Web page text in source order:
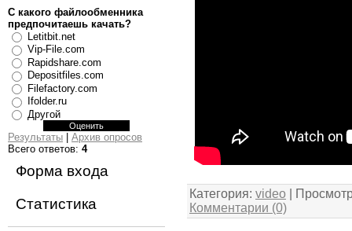
С какого файлообменника
предпочитаешь качать?
Letitbit.net
Vip-File.com
Rapidshare.com
Depositfiles.com
Filefactory.com
Ifolder.ru
Другой
Результаты
Архив опросов
Всего ответов: 4
Форма входа
Статистика
Категория: video |
Комментарии (0)